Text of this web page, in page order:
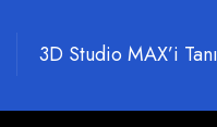
3D Studio MAX’i